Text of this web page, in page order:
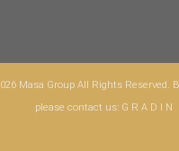
Masa Group All Rights Reserved.
please contact us: G R A D I N